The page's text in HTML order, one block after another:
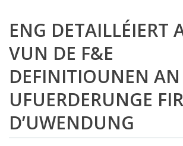
ENG DETAILLÉIERT
VUN DE F&E
DEFINITIOUNEN AN
UFUERDERUNGE FIR
D’UWENDUNG